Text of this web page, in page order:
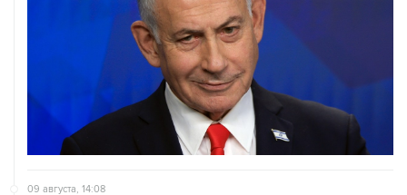
09 августа, 14:08